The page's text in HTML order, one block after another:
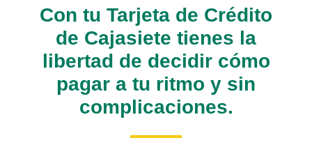
Con tu Tarjeta de Crédito
de Cajasiete tienes la
libertad de decidir cómo
pagar a tu ritmo y sin
complicaciones.